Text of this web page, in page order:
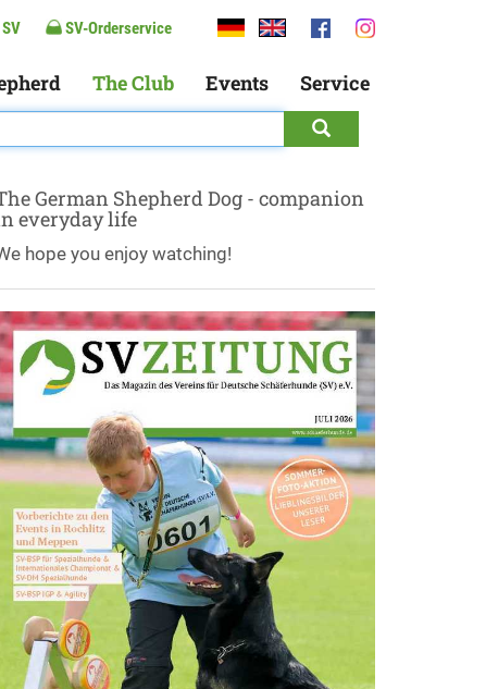
SV-Orderservice
The Club Events Service
German Shepherd Dog - companion
everyday life
hope you enjoy watching!